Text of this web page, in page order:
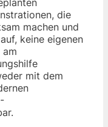
die
machen und
keine eigenen
am
mit dem